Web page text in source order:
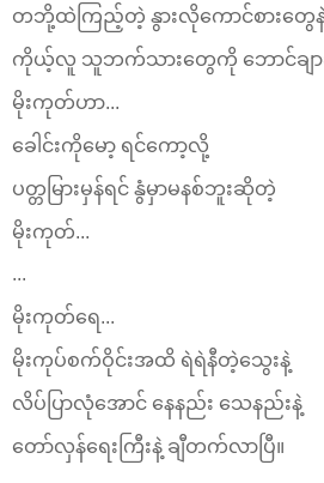
တဘို့ထဲကြည့်တဲ့ နွားလိုကောင်စားတွေ
ကိုယ့်လူ သူဘက်သားတွေကို ဘောင်ချာ
မိုးကုတ်ဟာ...
ခေါင်းကိုမော့ ရင်ကော့လို့
ပတ္တမြားမှန်ရင် နွံမှာမနစ်ဘူးဆိုတဲ့
မိုးကုတ်...
...
မိုးကုတ်ရေ...
မိုးကုပ်စက်ဝိုင်းအထိ ရဲရဲနီ‌တဲ့သွေးနဲ့
လိပ်ပြာလုံအောင် နေနည်း သေနည်းနဲ့
တော်လှန်ရေးကြီးနဲ့ ချီတက်လာပြီ။